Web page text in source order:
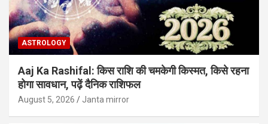
ASTROLOGY
Aaj Ka Rashifal: किस राशि की चमकेगी किस्मत, किसे रहना
होगा सावधान, पढ़ें दैनिक राशिफल
August 5, 2026 Janta mirror